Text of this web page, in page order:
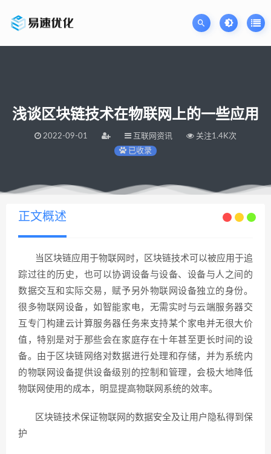
浅谈区块链技术在物联网上的一些应用
2022-09-01 互联网资讯
关注1.4K次
已收录
当前位置：易速网站优化公司 >浅谈区块链技术在物联网上的一些应用
正文概述
当区块链应用于物联网时，区块链技术可以被应用于追
踪过往的历史，也可以协调设备与设备、设备与人之间的
数据交互和实际交易，赋予另外物联网设备独立的身份。
很多物联网设备，如智能家电，无需实时与云端服务器交
互专门构建云计算服务器任务来支持某个家电并无很大价
值，特别是对于那些会在家庭存在十年甚至更长时间的设
备。由于区块链网络对数据进行处理和存储，并为系统内
的物联网设备提供设备级别的控制和管理，会极大地降低
物联网使用的成本，明显提高物联网系统的效率。
区块链技术保证物联网的数据安全及让用户隐私得到保
护